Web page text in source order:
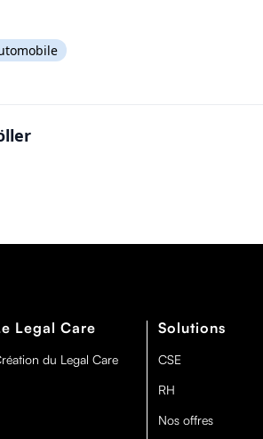
Legal Care
du Legal Care
Solutions
CSE
RH
Nos offres